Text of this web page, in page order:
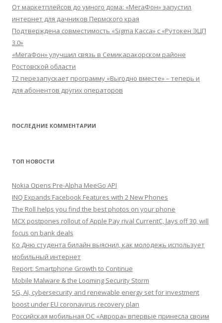
От маркетплейсов до умного дома: «МегаФон» запустил
интернет для дачников Пермского края
Подтверждена совместимость «Sigma Касса» с «Рутокен ЭЦП
3.0»
«МегаФон» улучшил связь в Семикаракорском районе
Ростовской области
Т2 перезапускает программу «Выгодно вместе» – теперь и
для абонентов других операторов
ПОСЛЕДНИЕ КОММЕНТАРИИ
ТОП НОВОСТИ
Nokia Opens Pre-Alpha MeeGo API
INQ Expands Facebook Features with 2 New Phones
The Roll helps you find the best photos on your phone
MCX postpones rollout of Apple Pay rival CurrentC, lays off 30, will
focus on bank deals
Ко Дню студента билайн выяснил, как молодежь использует
мобильный интернет
Report: Smartphone Growth to Continue
Mobile Malware & the Looming Security Storm
5G, AI, cybersecurity and renewable energy set for investment
boost under EU coronavirus recovery plan
Российская мобильная ОС «Аврора» впервые принесла своим